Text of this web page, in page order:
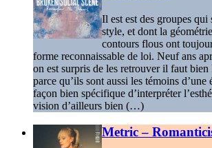
Il est est des groupes
style, et dont la
contours flous ont
forme reconnaissable de loi. Neuf ans
on est surpris de les retrouver il faut
parce qu’ils sont aussi les témoins d’une
façon bien spécifique d’interpréter
vision d’ailleurs bien (…)
Metric –